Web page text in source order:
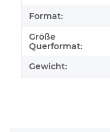
Format:
Größe
Querformat:
Gewicht: